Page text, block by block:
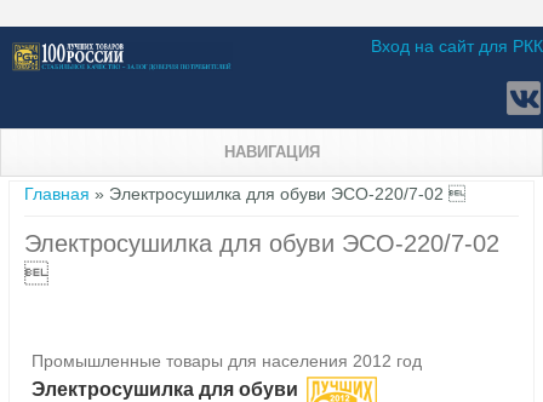
Вход на сайт для РКК
НАВИГАЦИЯ
Вы здесь
Главная » Электросушилка для обуви ЭСО-220/7-02 
Электросушилка для обуви ЭСО-220/7-02

Промышленные товары для населения 2012 год
Электросушилка для обуви